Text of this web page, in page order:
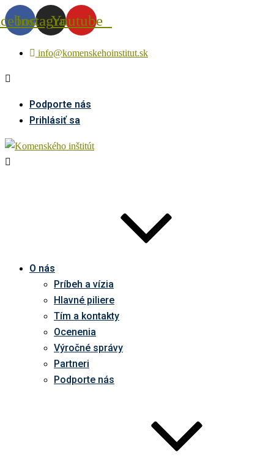
InstagramYoutube
info@komenskehoinstitut.sk
Podporte nás
Prihlásiť sa
O nás
Príbeh a vízia
Hlavné piliere
Tím a kontakty
Ocenenia
Výročné správy
Partneri
Podporte nás